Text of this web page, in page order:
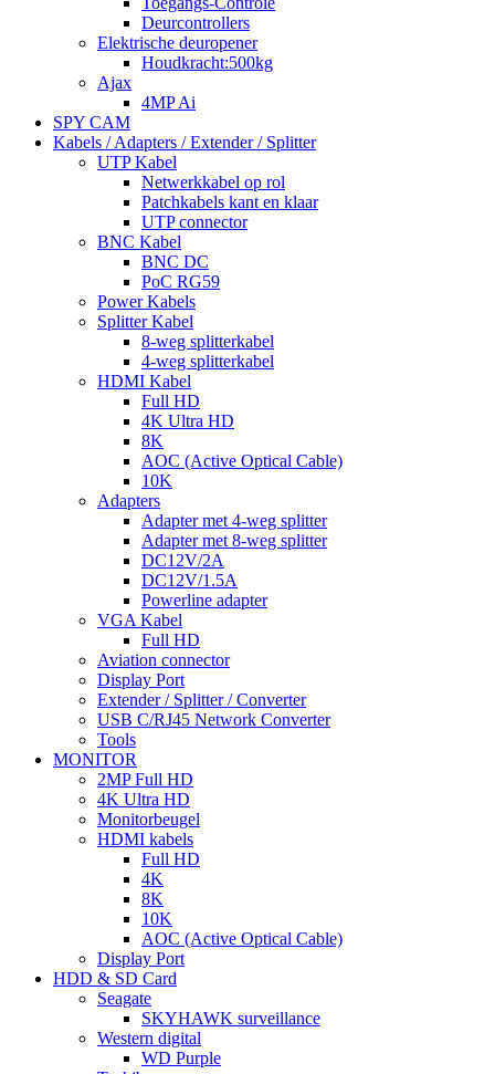
Deurcontrollers
Elektrische deuropener
Houdkracht:500kg
Ajax
4MP Ai
SPY CAM
Kabels / Adapters / Extender / Splitter
UTP Kabel
Netwerkkabel op rol
Patchkabels kant en klaar
UTP connector
BNC Kabel
BNC DC
PoC RG59
Power Kabels
Splitter Kabel
8-weg splitterkabel
4-weg splitterkabel
HDMI Kabel
Full HD
4K Ultra HD
8K
AOC (Active Optical Cable)
10K
Adapters
Adapter met 4-weg splitter
Adapter met 8-weg splitter
DC12V/2A
DC12V/1.5A
Powerline adapter
VGA Kabel
Full HD
Aviation connector
Display Port
Extender / Splitter / Converter
USB C/RJ45 Network Converter
Tools
MONITOR
2MP Full HD
4K Ultra HD
Monitorbeugel
HDMI kabels
Full HD
4K
8K
10K
AOC (Active Optical Cable)
Display Port
HDD & SD Card
Seagate
SKYHAWK surveillance
Western digital
WD Purple